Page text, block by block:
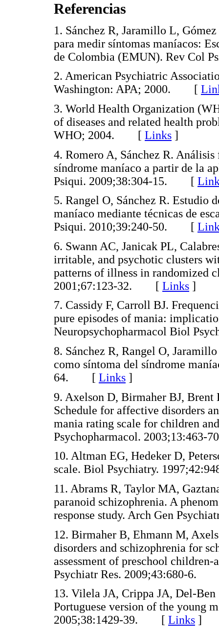
Referencias
1. Sánchez R, Jaramillo L,
para medir síntomas maníacos:
de Colombia (EMUN). Rev
2. American Psychiatric
Washington: APA; 2000. [
3. World Health Organization
of diseases and related health
WHO; 2004. [ Links ]
4. Romero A, Sánchez R.
síndrome maníaco a partir de la
Psiqui. 2009;38:304-15. [
5. Rangel O, Sánchez R. Estudio
maníaco mediante técnicas de
Psiqui. 2010;39:240-50. [
6. Swann AC, Janicak PL,
irritable, and psychotic clusters
patterns of illness in randomized
2001;67:123-32. [ Links ]
7. Cassidy F, Carroll BJ.
pure episodes of mania:
Neuropsychopharmacol Biol
8. Sánchez R, Rangel O,
como síntoma del síndrome
64. [ Links ]
9. Axelson D, Birmaher BJ,
Schedule for affective disorders
mania rating scale for children
Psychopharmacol.
10. Altman EG, Hedeker D,
scale. Biol Psychiatry.
11. Abrams R, Taylor MA,
paranoid schizophrenia. A
response study. Arch Gen
12. Birmaher B, Ehmann M,
disorders and schizophrenia for
assessment of preschool
Psychiatr Res. 2009;43:680-
13. Vilela JA, Crippa JA, Del-
Portuguese version of the young
2005;38:1429-39. [ Links ]